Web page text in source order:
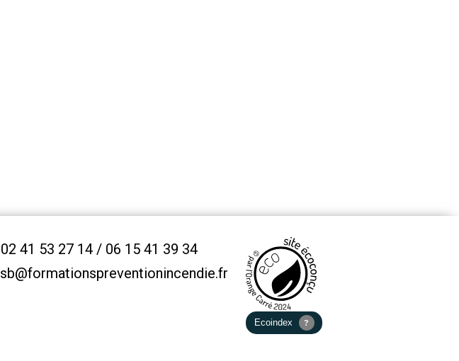
02 41 53 27 14 / 06 15 41 39 34
sb@formationspreventionincendie.fr